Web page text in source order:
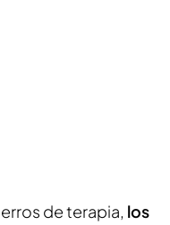
de terapia, los